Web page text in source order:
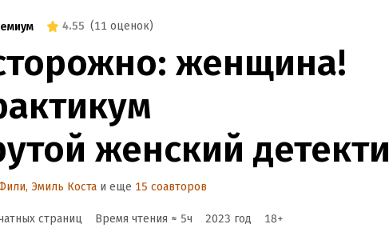
4.55 (11 оценок)
женщина!
женский
, Эмиль Коста и еще 15 соавторов
страниц Время чтения ≈ 5ч 2023 год 18+